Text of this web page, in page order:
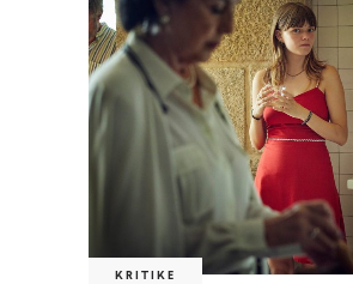
KRITIKE